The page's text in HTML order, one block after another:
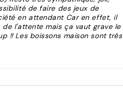
de faire des jeux de
en attendant Car en effet, il
de l'attente mais ça vaut grave le
!! Les boissons maison sont très
et vendait des produits